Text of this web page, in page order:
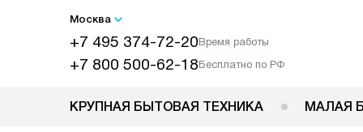
Москва
+7 495 374-72-20Время работы
+7 800 500-62-18Бесплатно по РФ
КРУПНАЯ БЫТОВАЯ ТЕХНИКА МАЛАЯ